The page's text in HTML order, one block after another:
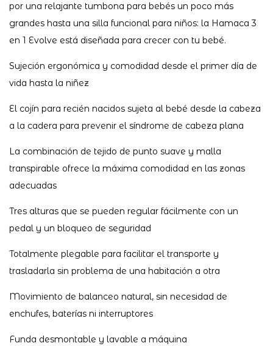
por una relajante tumbona para bebés un poco más
grandes hasta una silla funcional para niños: la Hamaca 3
en 1 Evolve está diseñada para crecer con tu bebé.
Sujeción ergonómica y comodidad desde el primer día de
vida hasta la niñez
El cojín para recién nacidos sujeta al bebé desde la cabeza
a la cadera para prevenir el síndrome de cabeza plana
La combinación de tejido de punto suave y malla
transpirable ofrece la máxima comodidad en las zonas
adecuadas
Tres alturas que se pueden regular fácilmente con un
pedal y un bloqueo de seguridad
Totalmente plegable para facilitar el transporte y
trasladarla sin problema de una habitación a otra
Movimiento de balanceo natural, sin necesidad de
enchufes, baterías ni interruptores
Funda desmontable y lavable a máquina